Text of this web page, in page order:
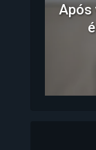
Após